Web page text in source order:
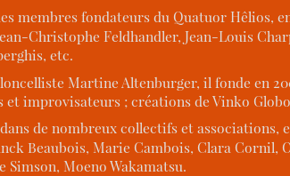
membres fondateurs du Quatuor Hêlios,
Christophe Feldhandler, Jean-Louis
etc.
Martine Altenburger, il fonde en
improvisateurs ; créations de Vinko
de nombreux collectifs et
Beaubois, Marie Cambois, Clara
Simson, Moeno Wakamatsu.